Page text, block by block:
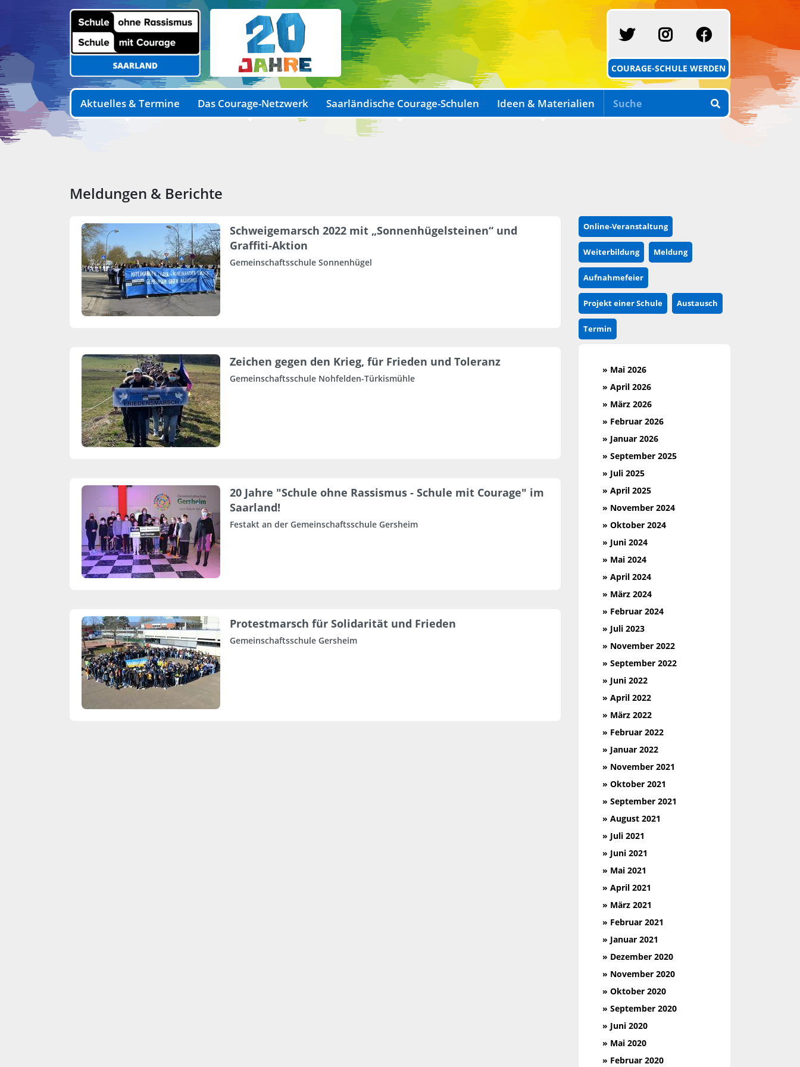
SCHULE MIT
INSTAGRAMFACEBOOK
COURAGE-SCHULE WERDEN
Aktuelles & Termine Das Courage-Netzwerk Saarländische Courage-Schulen Ideen & Materialien
Meldungen & Berichte
Schweigemarsch 2022 mit „Sonnenhügelsteinen“ und
Graffiti-Aktion
Gemeinschaftsschule Sonnenhügel
Zeichen gegen den Krieg, für Frieden und Toleranz
Gemeinschaftsschule Nohfelden-Türkismühle
20 Jahre "Schule ohne Rassismus - Schule mit Courage" im
Saarland!
Festakt an der Gemeinschaftsschule Gersheim
Protestmarsch für Solidarität und Frieden
Gemeinschaftsschule Gersheim
Online-Veranstaltung
Weiterbildung Meldung
Aufnahmefeier
Projekt einer Schule Austausch
Termin
» Mai 2026
» April 2026
» März 2026
» Februar 2026
» Januar 2026
» September 2025
» Juli 2025
» April 2025
» November 2024
» Oktober 2024
» Juni 2024
» Mai 2024
» April 2024
» März 2024
» Februar 2024
» Juli 2023
» November 2022
» September 2022
» Juni 2022
» April 2022
» März 2022
» Februar 2022
» Januar 2022
» November 2021
» Oktober 2021
» September 2021
» August 2021
» Juli 2021
» Juni 2021
» Mai 2021
» April 2021
» März 2021
» Februar 2021
» Januar 2021
» Dezember 2020
» November 2020
» Oktober 2020
» September 2020
» Juni 2020
» Mai 2020
» Februar 2020